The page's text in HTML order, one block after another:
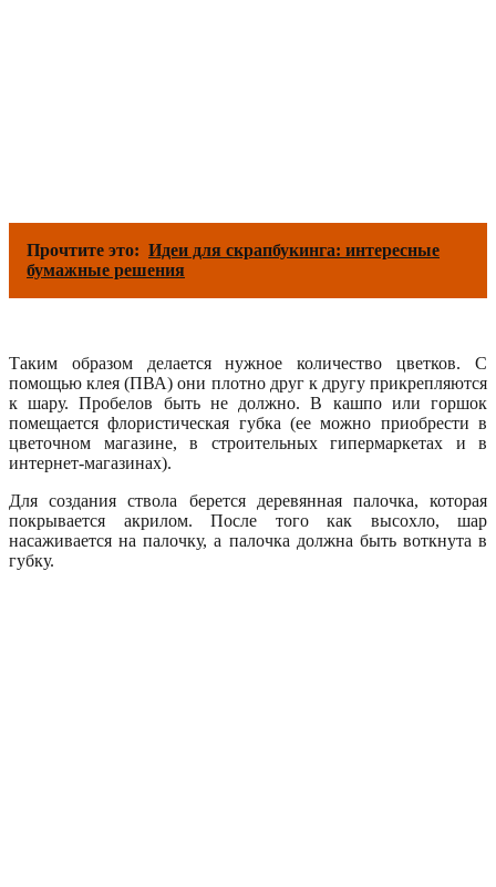
Прочтите это: Идеи для скрапбукинга: интересные
бумажные решения
Таким образом делается нужное количество цветков. С
помощью клея (ПВА) они плотно друг к другу прикрепляются
к шару. Пробелов быть не должно. В кашпо или горшок
помещается флористическая губка (ее можно приобрести в
цветочном магазине, в строительных гипермаркетах и в
интернет-магазинах).
Для создания ствола берется деревянная палочка, которая
покрывается акрилом. После того как высохло, шар
насаживается на палочку, а палочка должна быть воткнута в
губку.